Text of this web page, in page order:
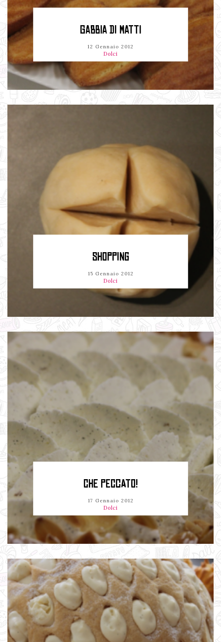
GABBIA DI MATTI
12 Gennaio 2012
Dolci
SHOPPING
15 Gennaio 2012
Dolci
CHE PECCATO!
17 Gennaio 2012
Dolci